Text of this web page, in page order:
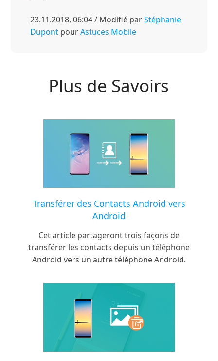
23.11.2018, 06:04 / Modifié parStéphanie
Dupont pourAstuces Mobile
Plus de Savoirs
Transférer des Contacts Android vers
Android
Cet article partageront trois façons de
transférer les contacts depuis un téléphone
Android vers un autre téléphone Android.